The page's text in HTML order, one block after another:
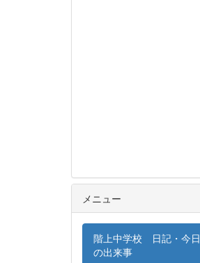
メニュー
階上中学校 日記・今日
の出来事